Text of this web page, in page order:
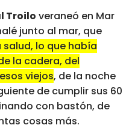
Troilo veraneó en Mar
junto al mar, que
lo que había
la cadera, del
viejos, de la noche
de cumplir sus 60
con bastón, de
cosas más.